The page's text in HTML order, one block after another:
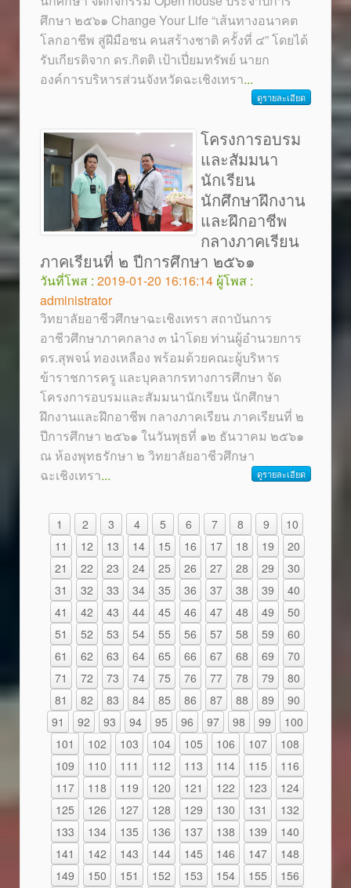
ศึกษา ๒๕๖๑ Change Your Life “เส้นทางอนาคต
โลกอาชีพ สู่ฝีมือชน คนสร้างชาติ ครั้งที่ ๔” โดยได้
รับเกียรติจาก ดร.กิตติ เป้าเปี่ยมทรัพย์ นายก
องค์การบริหารส่วนจังหวัดฉะเชิงเทรา...
ดูรายละเอียด
โครงการอบรม
และสัมมนา
นักเรียน
นักศึกษาฝึกงาน
และฝึกอาชีพ
กลางภาคเรียน
ภาคเรียนที่ ๒ ปีการศึกษา ๒๕๖๑
วันที่โพส : 2019-01-20 16:16:14 ผู้โพส :
administrator
วิทยาลัยอาชีวศึกษาฉะเชิงเทรา สถาบันการ
อาชีวศึกษาภาคกลาง ๓ นำโดย ท่านผู้อำนวยการ
ดร.สุพจน์ ทองเหลือง พร้อมด้วยคณะผู้บริหาร
ข้าราชการครู และบุคลากรทางการศึกษา จัด
โครงการอบรมและสัมมนานักเรียน นักศึกษา
ฝึกงานและฝึกอาชีพ กลางภาคเรียน ภาคเรียนที่ ๒
ปีการศึกษา ๒๕๖๑ ในวันพุธที่ ๑๒ ธันวาคม ๒๕๖๑
ณ ห้องพุทธรักษา ๒ วิทยาลัยอาชีวศึกษา
ฉะเชิงเทรา... ดูรายละเอียด
1 2 3 4 5 6 7 8 9
10
11
12 13 14 15 16 17 18 19
20
21
22 23 24 25 26 27 28 29
30
31
32 33 34 35 36 37 38 39
40
41
42 43 44 45 46 47 48 49
50
51
52 53 54 55 56 57 58 59
60
61
62 63 64 65 66 67 68 69
70
71
72 73 74 75 76 77 78 79
80
81
82 83 84 85 86 87 88 89
90
91
92 93 94 95 96 97 98 99
100
101
102 103 104 105 106 107
108
109
110 111 112 113 114 115
116
117
118 119 120 121 122 123
124
125
126 127 128 129 130 131
132
133
134 135 136 137 138 139
140
141
142 143 144 145 146 147
148
149
150 151 152 153 154 155
156